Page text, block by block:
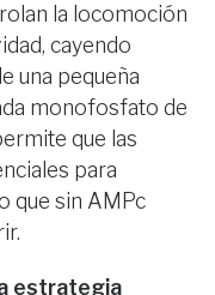
la locomoción
cayendo
una pequeña
monofosfato de
que las
para
que sin AMPc
estrategia